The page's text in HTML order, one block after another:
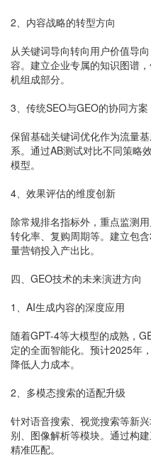
2、内容战略的转型方向
从关键词导向转向用户价值导
容。建立企业专属的知识图谱
机组成部分。
3、传统SEO与GEO的协同方案
保留基础关键词优化作为流量
系。通过AB测试对比不同策略
模型。
4、效果评估的维度创新
除常规排名指标外，重点监测
转化率、复购周期等。建立包
量营销投入产出比。
四、GEO技术的未来演进方向
1、AI生成内容的深度应用
随着GPT-4等大模型的成熟，
定的全面智能化。预计2025年
降低人力成本。
2、多模态搜索的适配升级
针对语音搜索、视觉搜索等新
别、图像解析等模块。通过构
精准匹配。